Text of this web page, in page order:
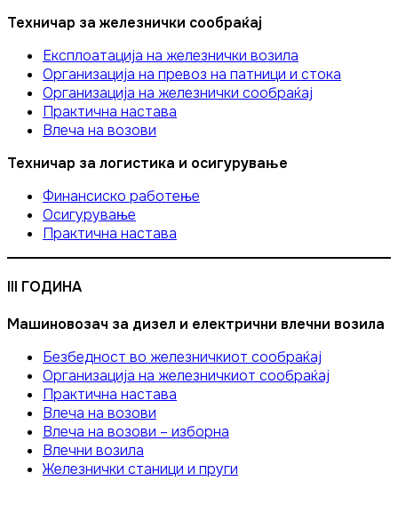
Техничар за железнички сообраќај
Експлоатација на железнички возила
Организација на превоз на патници и стока
Организација на железнички сообраќај
Практична настава
Влеча на возови
Техничар за логистика и осигурување
Финансиско работење
Осигурување
Практична настава
III ГОДИНА
Машиновозач за дизел и електрични влечни возила
Безбедност во железничкиот сообраќај
Организација на железничкиот сообраќај
Практична настава
Влеча на возови
Влеча на возови – изборна
Влечни возила
Железнички станици и пруги